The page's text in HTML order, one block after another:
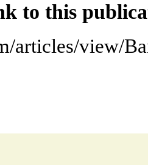
to this
articles/view/